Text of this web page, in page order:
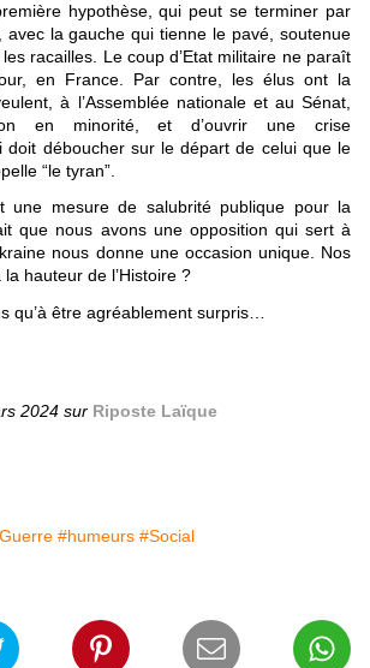
hypothèse, qui peut se terminer par
avec la gauche qui tienne le pavé, soutenue
racailles. Le coup d’Etat militaire ne paraît
en France. Par contre, les élus ont la
à l’Assemblée nationale et au Sénat,
en minorité, et d’ouvrir une crise
doit déboucher sur le départ de celui que le
“le tyran”.
une mesure de salubrité publique pour la
que nous avons une opposition qui sert à
nous donne une occasion unique. Nos
hauteur de l’Histoire ?
qu’à être agréablement surpris…
2024 sur Riposte Laïque
#humeurs #Social